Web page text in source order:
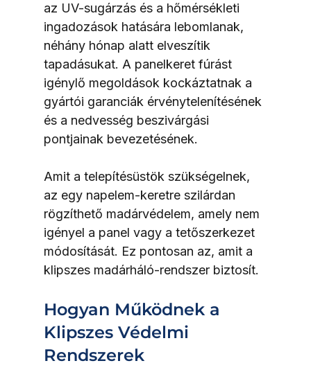
az UV-sugárzás és a hőmérsékleti
ingadozások hatására lebomlanak,
néhány hónap alatt elveszítik
tapadásukat. A panelkeret fúrást
igénylő megoldások kockáztatnak a
gyártói garanciák érvénytelenítésének
és a nedvesség beszivárgási
pontjainak bevezetésének.
Amit a telepítésüstök szükségelnek,
az egy napelem-keretre szilárdan
rögzíthető madárvédelem, amely nem
igényel a panel vagy a tetőszerkezet
módosítását. Ez pontosan az, amit a
klipszes madárháló-rendszer biztosít.
Hogyan Működnek a
Klipszes Védelmi
Rendszerek